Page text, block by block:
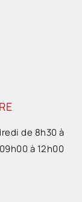
de 8h30 à
à 12h00